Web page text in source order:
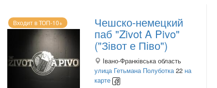
Входит в ТОП-10+ Чешско-немецкий
паб "Zivot A Pivo"
("Зівот е Піво")
Івано-Франківська область
улица Гетьмана Полуботка22 на
карте